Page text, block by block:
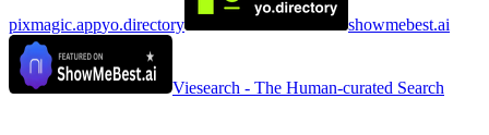
pixmagic.appyo.directory showmebest.ai
Viesearch - The Human-curated Search